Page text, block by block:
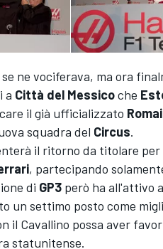
se ne vociferava, ma ora
a Città del Messicoche
il già ufficializzato
squadra del Circus.
il ritorno da titolare
, partecipando
di GP3 però ha all'attivo
un settimo posto come
il Cavallino possa aver
statunitense.